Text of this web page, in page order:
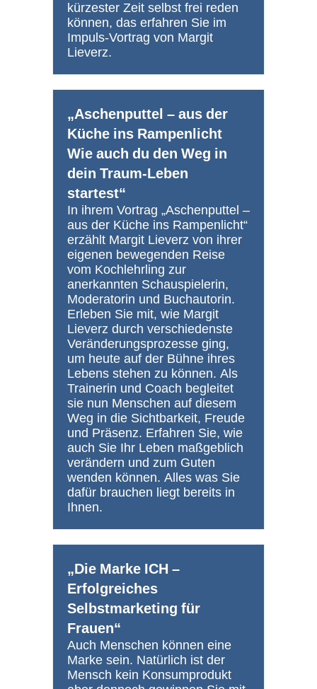
kürzester Zeit selbst frei reden
können, das erfahren Sie im
Impuls-Vortrag von Margit
Lieverz.
„Aschenputtel – aus der
Küche ins Rampenlicht
Wie auch du den Weg in
dein Traum-Leben
startest“
In ihrem Vortrag „Aschenputtel –
aus der Küche ins Rampenlicht“
erzählt Margit Lieverz von ihrer
eigenen bewegenden Reise
vom Kochlehrling zur
anerkannten Schauspielerin,
Moderatorin und Buchautorin.
Erleben Sie mit, wie Margit
Lieverz durch verschiedenste
Veränderungsprozesse ging,
um heute auf der Bühne ihres
Lebens stehen zu können. Als
Trainerin und Coach begleitet
sie nun Menschen auf diesem
Weg in die Sichtbarkeit, Freude
und Präsenz. Erfahren Sie, wie
auch Sie Ihr Leben maßgeblich
verändern und zum Guten
wenden können. Alles was Sie
dafür brauchen liegt bereits in
Ihnen.
„Die Marke ICH –
Erfolgreiches
Selbstmarketing für
Frauen“
Auch Menschen können eine
Marke sein. Natürlich ist der
Mensch kein Konsumprodukt